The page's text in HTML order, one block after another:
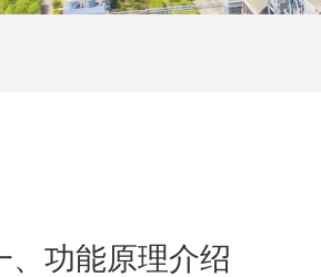
、功能原理介绍